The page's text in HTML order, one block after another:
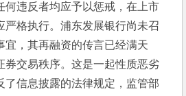
何违反者均应予以惩戒，在上市
严格执行。浦东发展银行尚未召
宜，其再融资的传言已经满天
券交易秩序。这是一起性质恶劣
了信息披露的法律规定，监管部